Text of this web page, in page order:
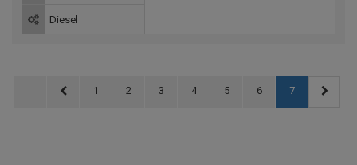
Diesel
1 2 3 4 5 6 7